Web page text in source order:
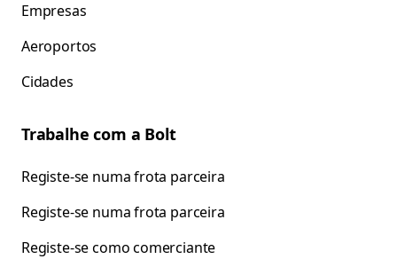
Empresas
Aeroportos
Cidades
Trabalhe com a Bolt
Registe-se numa frota parceira
Registe-se numa frota parceira
Registe-se como comerciante